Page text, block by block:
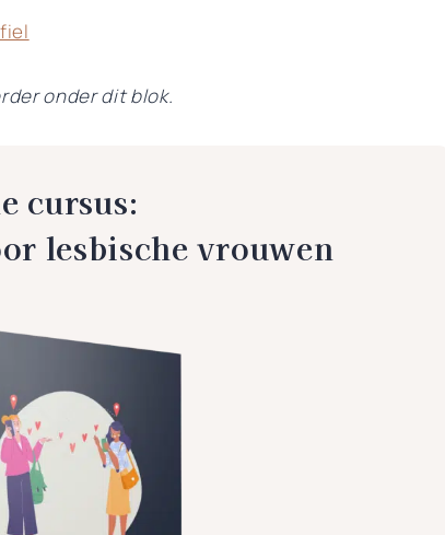
onder dit blok.
cursus:
lesbische vrouwen